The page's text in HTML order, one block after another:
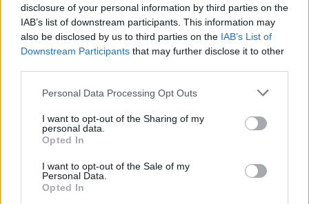
disclosure of your personal information by third parties on the
IAB’s list of downstream participants. This information may
also be disclosed by us to third parties on the IAB’s List of
Downstream Participants that may further disclose it to other
Personal Data Processing Opt Outs
I want to opt-out of the Sharing of my
personal data.
Opted In
I want to opt-out of the Sale of my
Personal Data.
Opted In
Related
Έχεις βασιλικό στη γλάστρα; Φτιάξε την πιο
Παγωτό καρπούζι ή πεπόνι με 2 υλικά; Πώς θα
φτιάξεις τη viral συνταγή